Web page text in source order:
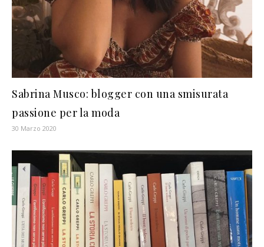
Sabrina Musco: blogger con una smisurata
passione per la moda
30 Marzo 2020